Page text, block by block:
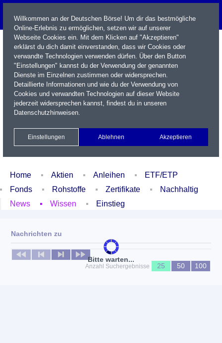
Name / WKN / ISIN / Kürzel
Xetra Realtime
Watchlist Portfolio Login
Home Aktien Anleihen
ETF/ETP
Fonds
Rohstoffe Zertifikate
Nachhaltig
News
Wissen Einstieg
Bitte warten...
Nachrichten zu
Keine News verfügbar
Anzahl Suchergebnisse
25 50 100
Willkommen an der Deutschen Börse! Um dir das bestmögliche
Online-Erlebnis zu ermöglichen, setzen wir auf unserer
Webseite Cookies ein. Mit dem Klicken auf "Akzeptieren"
erklärst du dich damit einverstanden, dass wir Cookies oder
verwandte Technologien verwenden dürfen. Über den Button
"Einstellungen" kannst du der Verwendung der genannten
Dienste im Einzelnen zustimmen oder widersprechen.
Detaillierte Informationen und wie du der Verwendung von
Cookies und verwandten Technologien auf dieser Website
jederzeit widersprechen kannst, findest du in unseren
Datenschutzhinweisen.
Einstellungen Ablehnen Akzeptieren